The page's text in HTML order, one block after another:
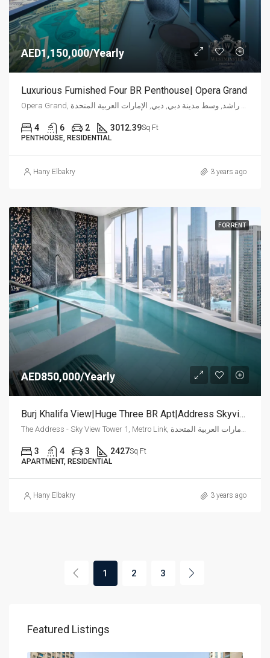
AED1,150,000/Yearly
Luxurious Furnished Four BR Penthouse| Opera Grand
4 6 2 3012.39Sq Ft
PENTHOUSE, RESIDENTIAL
Hany Elbakry 3 years ago
FOR RENT
AED850,000/Yearly
Burj Khalifa View|Huge Three BR Apt|Address Skyview
The Address - Sky View Tower 1, Metro Link, وسط مدينة دبي, دبي, الإمارات العربية المتحدة
3 4 3 2427Sq Ft
APARTMENT, RESIDENTIAL
Hany Elbakry 3 years ago
1 2 3
Featured Listings